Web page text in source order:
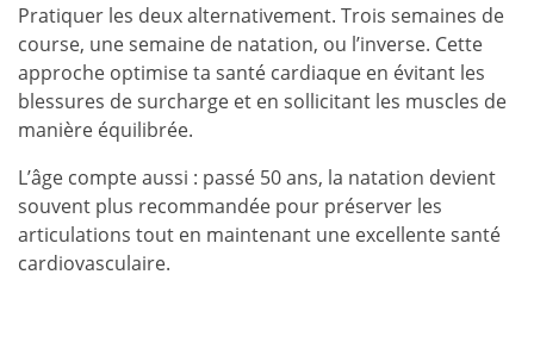
Pratiquer les deux alternativement. Trois semaines de
course, une semaine de natation, ou l’inverse. Cette
approche optimise ta santé cardiaque en évitant les
blessures de surcharge et en sollicitant les muscles de
manière équilibrée.
L’âge compte aussi : passé 50 ans, la natation devient
souvent plus recommandée pour préserver les
articulations tout en maintenant une excellente santé
cardiovasculaire.